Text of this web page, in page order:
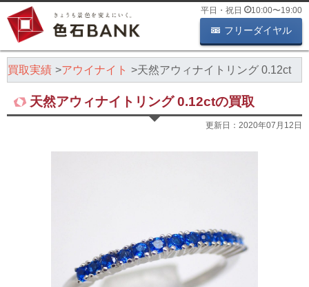
平日・祝日 10:00〜19:00
フリーダイヤル
買取実績 アウイナイト 天然アウィナイトリング 0.12ct
天然アウィナイトリング 0.12ctの買取
更新日： 2020年07月12日